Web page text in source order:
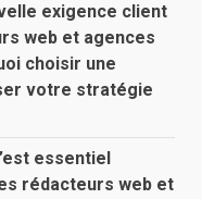
exigence client
web et agences
choisir une
votre stratégie
essentiel
rédacteurs web et